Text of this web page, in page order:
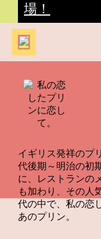
場！
イギリス発祥のプ
代後期～明治の初
に、レストランの
も加わり、その人
代の中で、私の恋
あのプリン。